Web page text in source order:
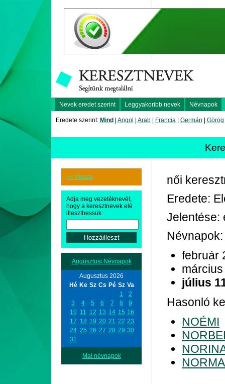
Nevek eredet szerint Leggyakoribb nevek Névnapok
Eredete szerint: Mind Angol Arab| Francia| Germán Görög
<< Vissza
Adja meg vezetéknevét,
hogy a keresztnevek elé
illeszthessük:
Augusztusi Névnapok
Augusztus 2026
Hé Ke Sz Cs Pé Sz Va
1
2
3
4 5 6 7 8
9
10 11 12 13 14 15 16
17 18 19 20 21 22 23
24 25 26 27 28 29 30
31
Mai névnapok
női
Eredete:
Jelentése:
Névnapok:
február
július
Hasonló
NOÉMI
NORMA